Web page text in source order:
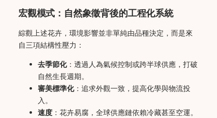
宏觀模式：自然象徵背後的工程化系統
綜觀上述花卉，環境影響並非單純由品種決定，而是來
自三項結構性壓力：
去季節化：透過人為氣候控制或跨半球供應，打破
自然生長週期。
審美標準化：追求外觀一致，提高化學與物流投
入。
速度 ：花卉易腐，全球供應鏈依賴冷藏甚至空運。